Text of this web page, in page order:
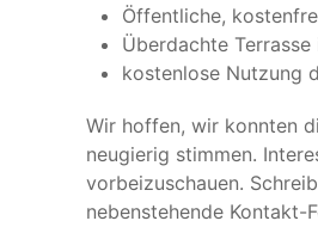
Öffentliche,
Überdachte
kostenlose Nutzung
Wir hoffen, wir konnten
neugierig stimmen.
vorbeizuschauen.
nebenstehende Kontakt-